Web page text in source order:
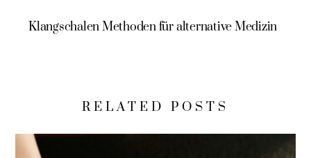
Klangschalen Methoden für alternative Medizin
RELATED POSTS